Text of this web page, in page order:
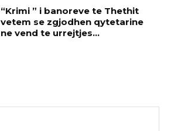
“Krimi ” i banoreve te Thethit
vetem se zgjodhen qytetarine
ne vend te urrejtjes…